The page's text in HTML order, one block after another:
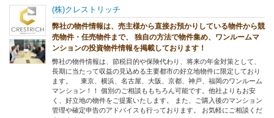
(株)クレストリッチ
弊社の物件情報は、売主様から直接お預かりしている物件から競
売物件・任売物件まで、 独自の方法で物件集め、ワンルームマ
ンションの投資物件情報を掲載しております！
弊社の物件情報は、節税目的や保険代わり、将来の年金対策として、
長期に当たって収益の見込める主要都市の好立地物件に限定しており
ます。 東京、横浜、名古屋、大阪、京都、神戸、福岡のワンルーム
マンション！！ 個別のご相談ももちろん可能です。他社よりもお安
く、好立地の物件をご提案いたします。 また、ご購入後のマンション
管理や確定申告のアドバイスも行っております。 お気軽にご相談くだ